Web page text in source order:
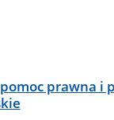
prawna i